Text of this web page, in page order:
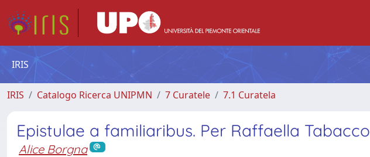
IRIS
IRIS Catalogo Ricerca UNIPMN 7 Curatele 7.1 Curatela
Epistulae a familiaribus. Per Raffaella Tabacco
Alice Borgna